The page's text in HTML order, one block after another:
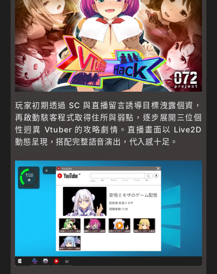
玩家初期透過 SC 與直播留言誘導目標洩露個資，
再啟動駭客程式取得住所與弱點，逐步展開三位個
性迥異 Vtuber 的攻略劇情。直播畫面以 Live2D
動態呈現，搭配完整語音演出，代入感十足。